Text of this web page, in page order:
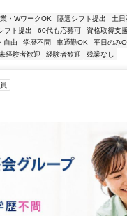
・WワークOK 隔週シフト提出
土日
フト提出 60代も応募可 資格取得支
自由 学歴不問 車通勤OK 平日のみ
経験者歓迎 経験者歓迎 残業なし